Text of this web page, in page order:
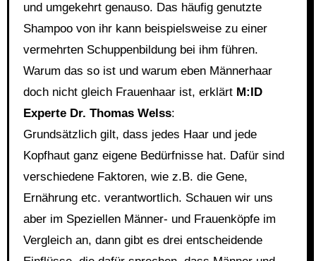
und umgekehrt genauso. Das häufig genutzte
Shampoo von ihr kann beispielsweise zu einer
vermehrten Schuppenbildung bei ihm führen.
Warum das so ist und warum eben Männerhaar
doch nicht gleich Frauenhaar ist, erklärt M:ID
Experte Dr. Thomas Welss:
Grundsätzlich gilt, dass jedes Haar und jede
Kopfhaut ganz eigene Bedürfnisse hat. Dafür sind
verschiedene Faktoren, wie z.B. die Gene,
Ernährung etc. verantwortlich. Schauen wir uns
aber im Speziellen Männer- und Frauenköpfe im
Vergleich an, dann gibt es drei entscheidende